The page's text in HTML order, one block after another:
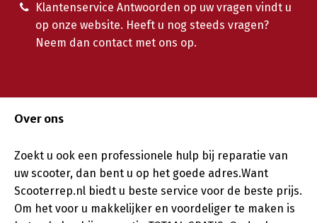
Klantenservice Antwoorden op uw vragen vindt u
op onze website. Heeft u nog steeds vragen?
Neem dan contact met ons op.
Over ons
Zoekt u ook een professionele hulp bij reparatie van
uw scooter, dan bent u op het goede adres.Want
Scooterrep.nl biedt u beste service voor de beste prijs.
Om het voor u makkelijker en voordeliger te maken is